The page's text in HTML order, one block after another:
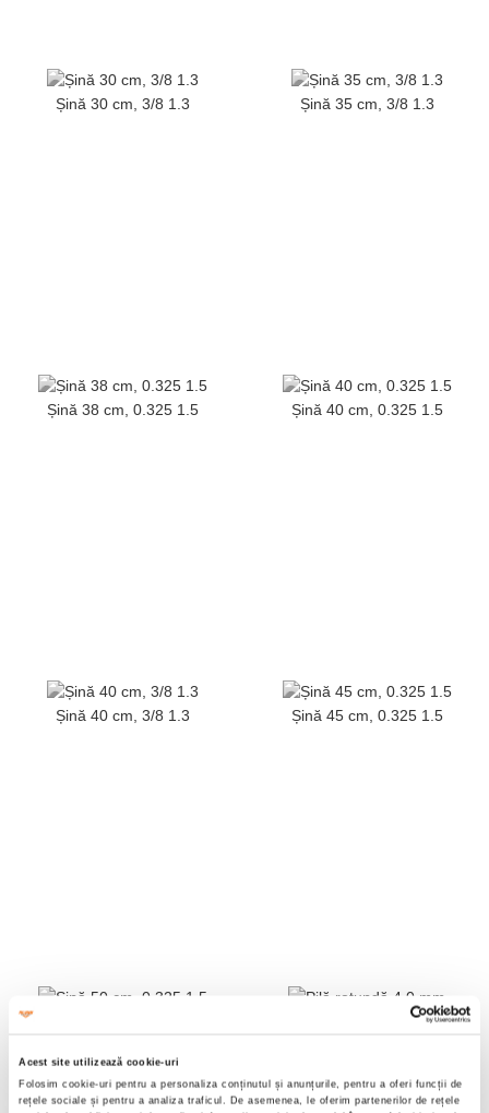
Acest site utilizează cookie-uri
Folosim cookie-uri pentru a personaliza conținutul și anunțurile, pentru a oferi funcții de
rețele sociale și pentru a analiza traficul. De asemenea, le oferim partenerilor de rețele
Șină 30 cm, 3/8 1.3 Șină 35 cm, 3/8 1.3
Șină 38 cm, 0.325 1.5 Șină 40 cm, 0.325 1.5
Șină 40 cm, 3/8 1.3 Șină 45 cm, 0.325 1.5
4,0 mm